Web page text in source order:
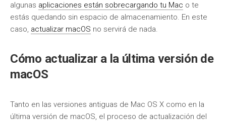
algunas aplicaciones están sobrecargando tu Mac o te
estás quedando sin espacio de almacenamiento. En este
caso, actualizar macOS no servirá de nada.
Cómo actualizar a la última versión de
macOS
Tanto en las versiones antiguas de Mac OS X como en la
última versión de macOS, el proceso de actualización del